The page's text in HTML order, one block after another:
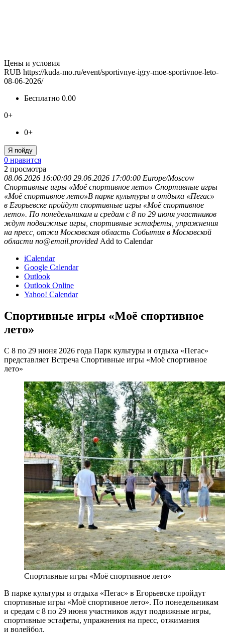
Цены и условия
RUB https://kuda-mo.ru/event/sportivnye-igry-moe-sportivnoe-leto-
08-06-2026/
Бесплатно 0.00
0+
0+
Я пойду
0 нравится
2 просмотра
08.06.2026 16:00:00 29.06.2026 17:00:00 Europe/Moscow
Спортивные игры «Моё спортивное лето» Спортивные игры
«Моё спортивное лето»В парке культуры и отдыха «Пегас»
в Егорьевске пройдут спортивные игры «Моё спортивное
лето». По понедельникам и средам с 8 по 29 июня участников
ждут подвижные игры, спортивные эстафеты, упражнения
на пресс, отжи Московская область События в Московской
области no@email.provided Add to Calendar
iCalendar
Google Calendar
Outlook
Outlook Online
Yahoo! Calendar
Спортивные игры «Моё спортивное
лето»
С 8 по 29 июня 2026 года Парк культуры и отдыха «Пегас»
представляет Встреча Спортивные игры «Моё спортивное
лето»
Спортивные игры «Моё спортивное лето»
В парке культуры и отдыха «Пегас» в Егорьевске пройдут
спортивные игры «Моё спортивное лето». По понедельникам
и средам с 8 по 29 июня участников ждут подвижные игры,
спортивные эстафеты, упражнения на пресс, отжимания
и волейбол.